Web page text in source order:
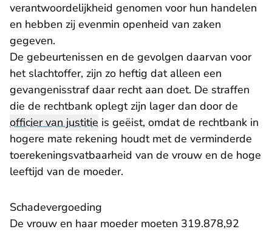
verantwoordelijkheid genomen voor hun handelen
en hebben zij evenmin openheid van zaken
gegeven.
De gebeurtenissen en de gevolgen daarvan voor
het slachtoffer, zijn zo heftig dat alleen een
gevangenisstraf daar recht aan doet. De straffen
die de rechtbank oplegt zijn lager dan door de
officier van justitie is geëist, omdat de rechtbank in
hogere mate rekening houdt met de verminderde
toerekeningsvatbaarheid van de vrouw en de hoge
leeftijd van de moeder.
Schadevergoeding
De vrouw en haar moeder moeten 319.878,92